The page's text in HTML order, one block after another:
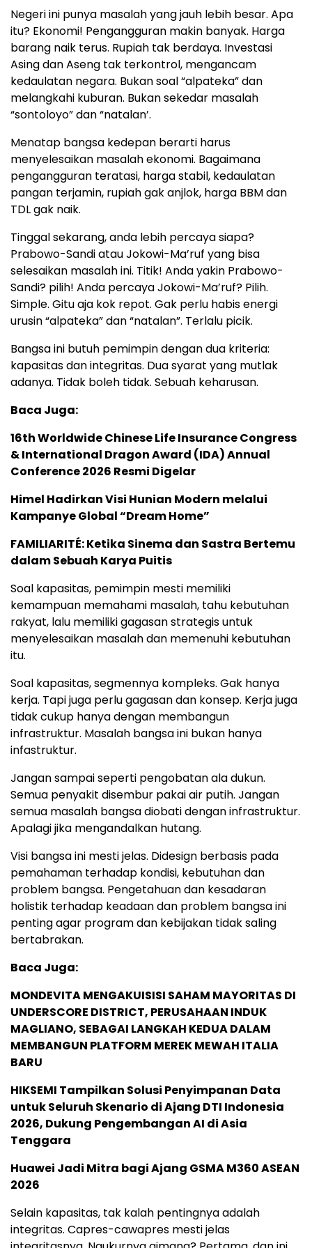
Negeri ini punya masalah yang jauh lebih besar. Apa
itu? Ekonomi! Pengangguran makin banyak. Harga
barang naik terus. Rupiah tak berdaya. Investasi
Asing dan Aseng tak terkontrol, mengancam
kedaulatan negara. Bukan soal “alpateka” dan
melangkahi kuburan. Bukan sekedar masalah
“sontoloyo” dan “natalan’.
Menatap bangsa kedepan berarti harus
menyelesaikan masalah ekonomi. Bagaimana
pengangguran teratasi, harga stabil, kedaulatan
pangan terjamin, rupiah gak anjlok, harga BBM dan
TDL gak naik.
Tinggal sekarang, anda lebih percaya siapa?
Prabowo-Sandi atau Jokowi-Ma’ruf yang bisa
selesaikan masalah ini. Titik! Anda yakin Prabowo-
Sandi? pilih! Anda percaya Jokowi-Ma’ruf? Pilih.
Simple. Gitu aja kok repot. Gak perlu habis energi
urusin “alpateka” dan “natalan”. Terlalu picik.
Bangsa ini butuh pemimpin dengan dua kriteria:
kapasitas dan integritas. Dua syarat yang mutlak
adanya. Tidak boleh tidak. Sebuah keharusan.
Baca Juga:
16th Worldwide Chinese Life Insurance Congress
& International Dragon Award (IDA) Annual
Conference 2026 Resmi Digelar
Himel Hadirkan Visi Hunian Modern melalui
Kampanye Global “Dream Home”
FAMILIARITÉ: Ketika Sinema dan Sastra Bertemu
dalam Sebuah Karya Puitis
Soal kapasitas, pemimpin mesti memiliki
kemampuan memahami masalah, tahu kebutuhan
rakyat, lalu memiliki gagasan strategis untuk
menyelesaikan masalah dan memenuhi kebutuhan
itu.
Soal kapasitas, segmennya kompleks. Gak hanya
kerja. Tapi juga perlu gagasan dan konsep. Kerja juga
tidak cukup hanya dengan membangun
infrastruktur. Masalah bangsa ini bukan hanya
infastruktur.
Jangan sampai seperti pengobatan ala dukun.
Semua penyakit disembur pakai air putih. Jangan
semua masalah bangsa diobati dengan infrastruktur.
Apalagi jika mengandalkan hutang.
Visi bangsa ini mesti jelas. Didesign berbasis pada
pemahaman terhadap kondisi, kebutuhan dan
problem bangsa. Pengetahuan dan kesadaran
holistik terhadap keadaan dan problem bangsa ini
penting agar program dan kebijakan tidak saling
bertabrakan.
Baca Juga:
MONDEVITA MENGAKUISISI SAHAM MAYORITAS DI
UNDERSCORE DISTRICT, PERUSAHAAN INDUK
MAGLIANO, SEBAGAI LANGKAH KEDUA DALAM
MEMBANGUN PLATFORM MEREK MEWAH ITALIA
BARU
HIKSEMI Tampilkan Solusi Penyimpanan Data
untuk Seluruh Skenario di Ajang DTI Indonesia
2026, Dukung Pengembangan AI di Asia
Tenggara
Huawei Jadi Mitra bagi Ajang GSMA M360 ASEAN
2026
Selain kapasitas, tak kalah pentingnya adalah
integritas. Capres-cawapres mesti jelas